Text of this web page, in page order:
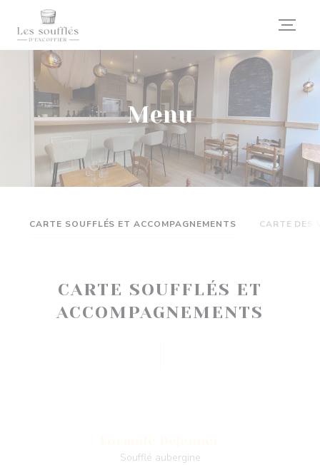
Personalizzazione delle tue scelte sui cookie
Menu
CARTE SOUFFLÉS ET ACCOMPAGNEMENTS CARTE DES
CARTE SOUFFLÉS ET
ACCOMPAGNEMENTS
Soufflé aubergine